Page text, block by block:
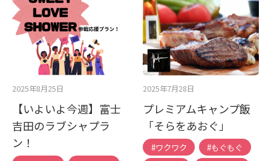
2025年8月25日
【いよいよ今週】富士
吉田のラブシャプラ
ン！
2025年7月28日
プレミアムキャンプ飯
「そらをあおぐ」
#ワクワク
#もぐもぐ